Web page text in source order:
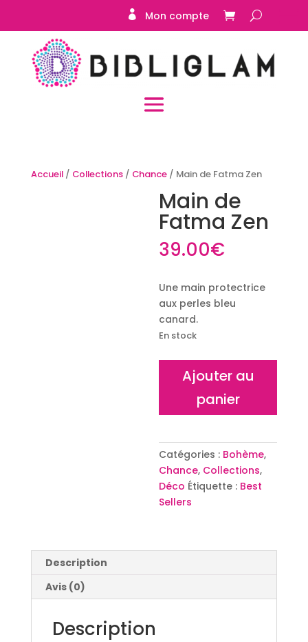
Mon compte
Accueil/ Collections/ Chance/ Main de Fatma Zen
Main de
Fatma Zen
39.00€
Une main protectrice
aux perles bleu
canard.
En stock
quantité
de
Zen
Ajouter au
panier
Catégories : Bohème,
Chance, Collections,
Déco Étiquette : Best
Sellers
Description
Avis (0)
Description